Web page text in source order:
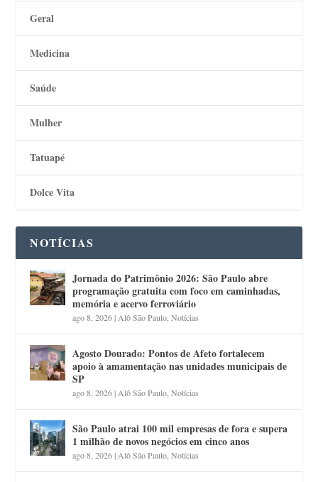
Geral
Medicina
Saúde
Mulher
Tatuapé
Dolce Vita
NOTÍCIAS
Jornada do Patrimônio 2026: São Paulo abre
programação gratuita com foco em caminhadas,
memória e acervo ferroviário
ago 8, 2026| Alô São Paulo ,Notícias
Agosto Dourado: Pontos de Afeto fortalecem
apoio à amamentação nas unidades municipais de
SP
ago 8, 2026| Alô São Paulo ,Notícias
São Paulo atrai 100 mil empresas de fora e supera
1 milhão de novos negócios em cinco anos
ago 8, 2026| Alô São Paulo ,Notícias